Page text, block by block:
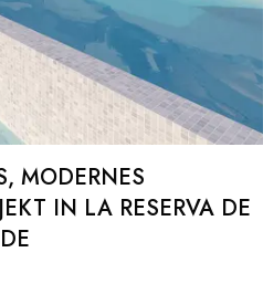
MODERNES
IN LA RESERVA DE